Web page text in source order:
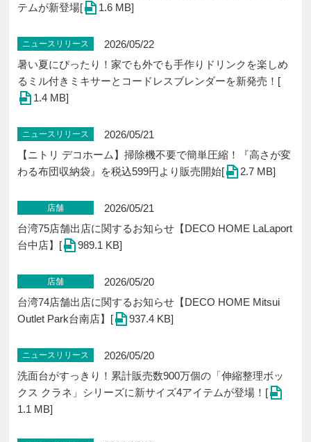
テムが新登場[
1.6 MB]
ニュースリリース
2026/05/22
暑い夏にぴったり！家でも外でも手作りドリンクを楽しめ
るミル付きミキサーとコードレスブレンダーを新発売！[
1.4 MB]
ニュースリリース
2026/05/21
【ニトリ デコホーム】掃除機不要で簡単圧縮！『高さが変
わる布団収納袋』を税込599円より販売開始[
2.7 MB]
店舗
2026/05/21
台湾75店舗出店に関するお知らせ【DECO HOME LaLaport
台中店】[
989.1 KB]
店舗
2026/05/20
台湾74店舗出店に関するお知らせ【DECO HOME Mitsui
Outlet Park台南店】[
937.4 KB]
ニュースリリース
2026/05/20
洗面台がすっきり！累計販売数900万個の「伸縮整理ボッ
クス クラネ」シリーズに新サイズ4アイテムが登場！[
1.1 MB]